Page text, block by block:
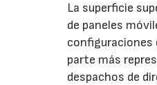
La superficie
de paneles
configuraciones
parte más
despachos de